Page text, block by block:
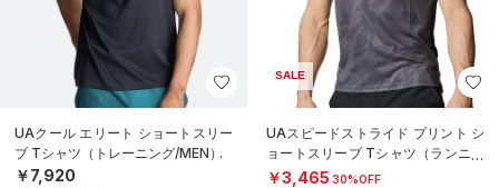
UAクール エリート ショートスリー
ブ Tシャツ（トレーニング/MEN）
￥7,920
SALE
UAスピードストライド プリント シ
ョートスリーブ Tシャツ（ランニン
グ/MEN）
￥3,465 30%OFF